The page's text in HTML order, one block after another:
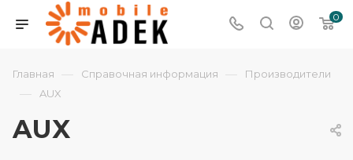
0
Главная — Справочная информация — Производители
— AUX
AUX